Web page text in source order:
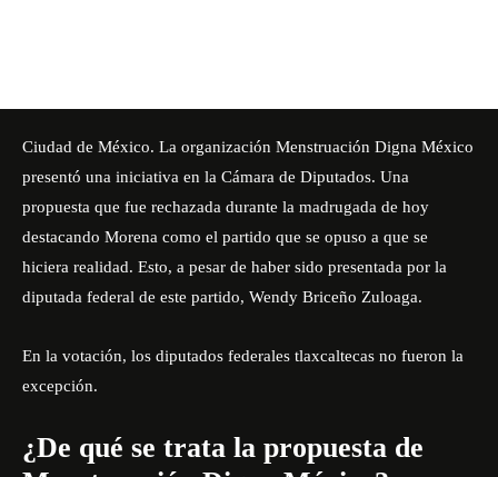
Ciudad de México. La organización Menstruación Digna México
presentó una iniciativa en la Cámara de Diputados. Una
propuesta que fue rechazada durante la madrugada de hoy
destacando Morena como el partido que se opuso a que se
hiciera realidad. Esto, a pesar de haber sido presentada por la
diputada federal de este partido, Wendy Briceño Zuloaga.
En la votación, los diputados federales tlaxcaltecas no fueron la
excepción.
¿De qué se trata la propuesta de